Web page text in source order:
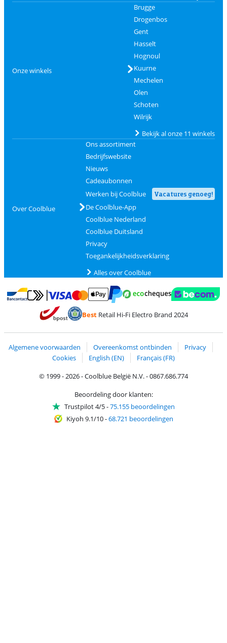
Onze winkels
Brugge
Drogenbos
Gent
Hasselt
Hognoul
Kuurne
Mechelen
Olen
Schoten
Wilrijk
Bekijk al onze 11 winkels
Over Coolblue
Ons assortiment
Bedrijfswebsite
Nieuws
Cadeaubonnen
Werken bij Coolblue
Vacatures genoeg!
De Coolblue-App
Coolblue Nederland
Coolblue Duitsland
Privacy
Toegankelijkheidsverklaring
Alles over Coolblue
Betalen met Bancontact
Betalen met MasterCard en Visa via ClickToPay
Betalen met PayPal
BestRetail Hi-Fi Electro Brand 2024
Algemene voorwaarden Overeenkomst ontbinden
Privacy
Cookies
English (EN)
Français (FR)
© 1999 - 2026 - Coolblue België N.V. - 0867.686.774
Beoordeling door klanten:
Trustpilot 4/5-75.155 beoordelingen
Kiyoh 9.1/10-68.721 beoordelingen